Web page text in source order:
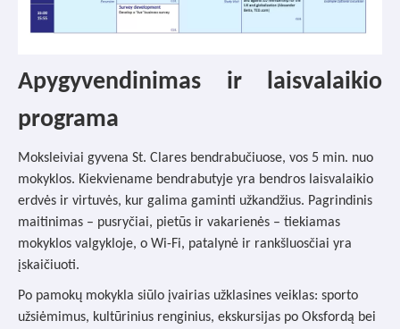
Apygyvendinimas ir laisvalaikio
programa
Moksleiviai gyvena St. Clares bendrabučiuose, vos 5 min. nuo
mokyklos. Kiekviename bendrabutyje yra bendros laisvalaikio
erdvės ir virtuvės, kur galima gaminti užkandžius. Pagrindinis
maitinimas – pusryčiai, pietūs ir vakarienės – tiekiamas
mokyklos valgykloje, o Wi-Fi, patalynė ir rankšluosčiai yra
įskaičiuoti.
Po pamokų mokykla siūlo įvairias užklasines veiklas: sporto
užsiėmimus, kultūrinius renginius, ekskursijas po Oksfordą bei